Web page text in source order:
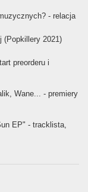
- relacja
(Popkillery 2021)
preorderu i
Wane... - premiery
EP" - tracklista,